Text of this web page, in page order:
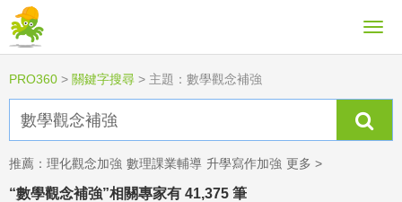
PRO360 > 關鍵字搜尋 > 主題：數學觀念補強
推薦： 理化觀念加強 數理課業輔導 升學寫作加強 更多 >
“數學觀念補強”相關專家有 41,375 筆